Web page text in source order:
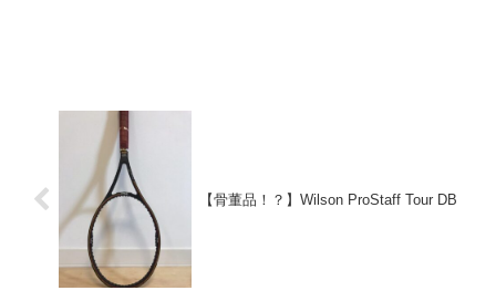
【骨董品！？】Wilson ProStaff Tour DB